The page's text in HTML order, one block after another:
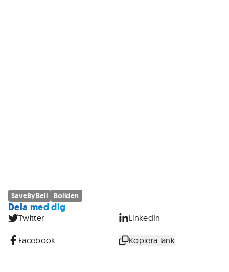
SaveByBell Boliden
Dela med dig
Twitter LinkedIn
Facebook Kopiera länk